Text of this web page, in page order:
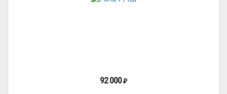
92 000₽